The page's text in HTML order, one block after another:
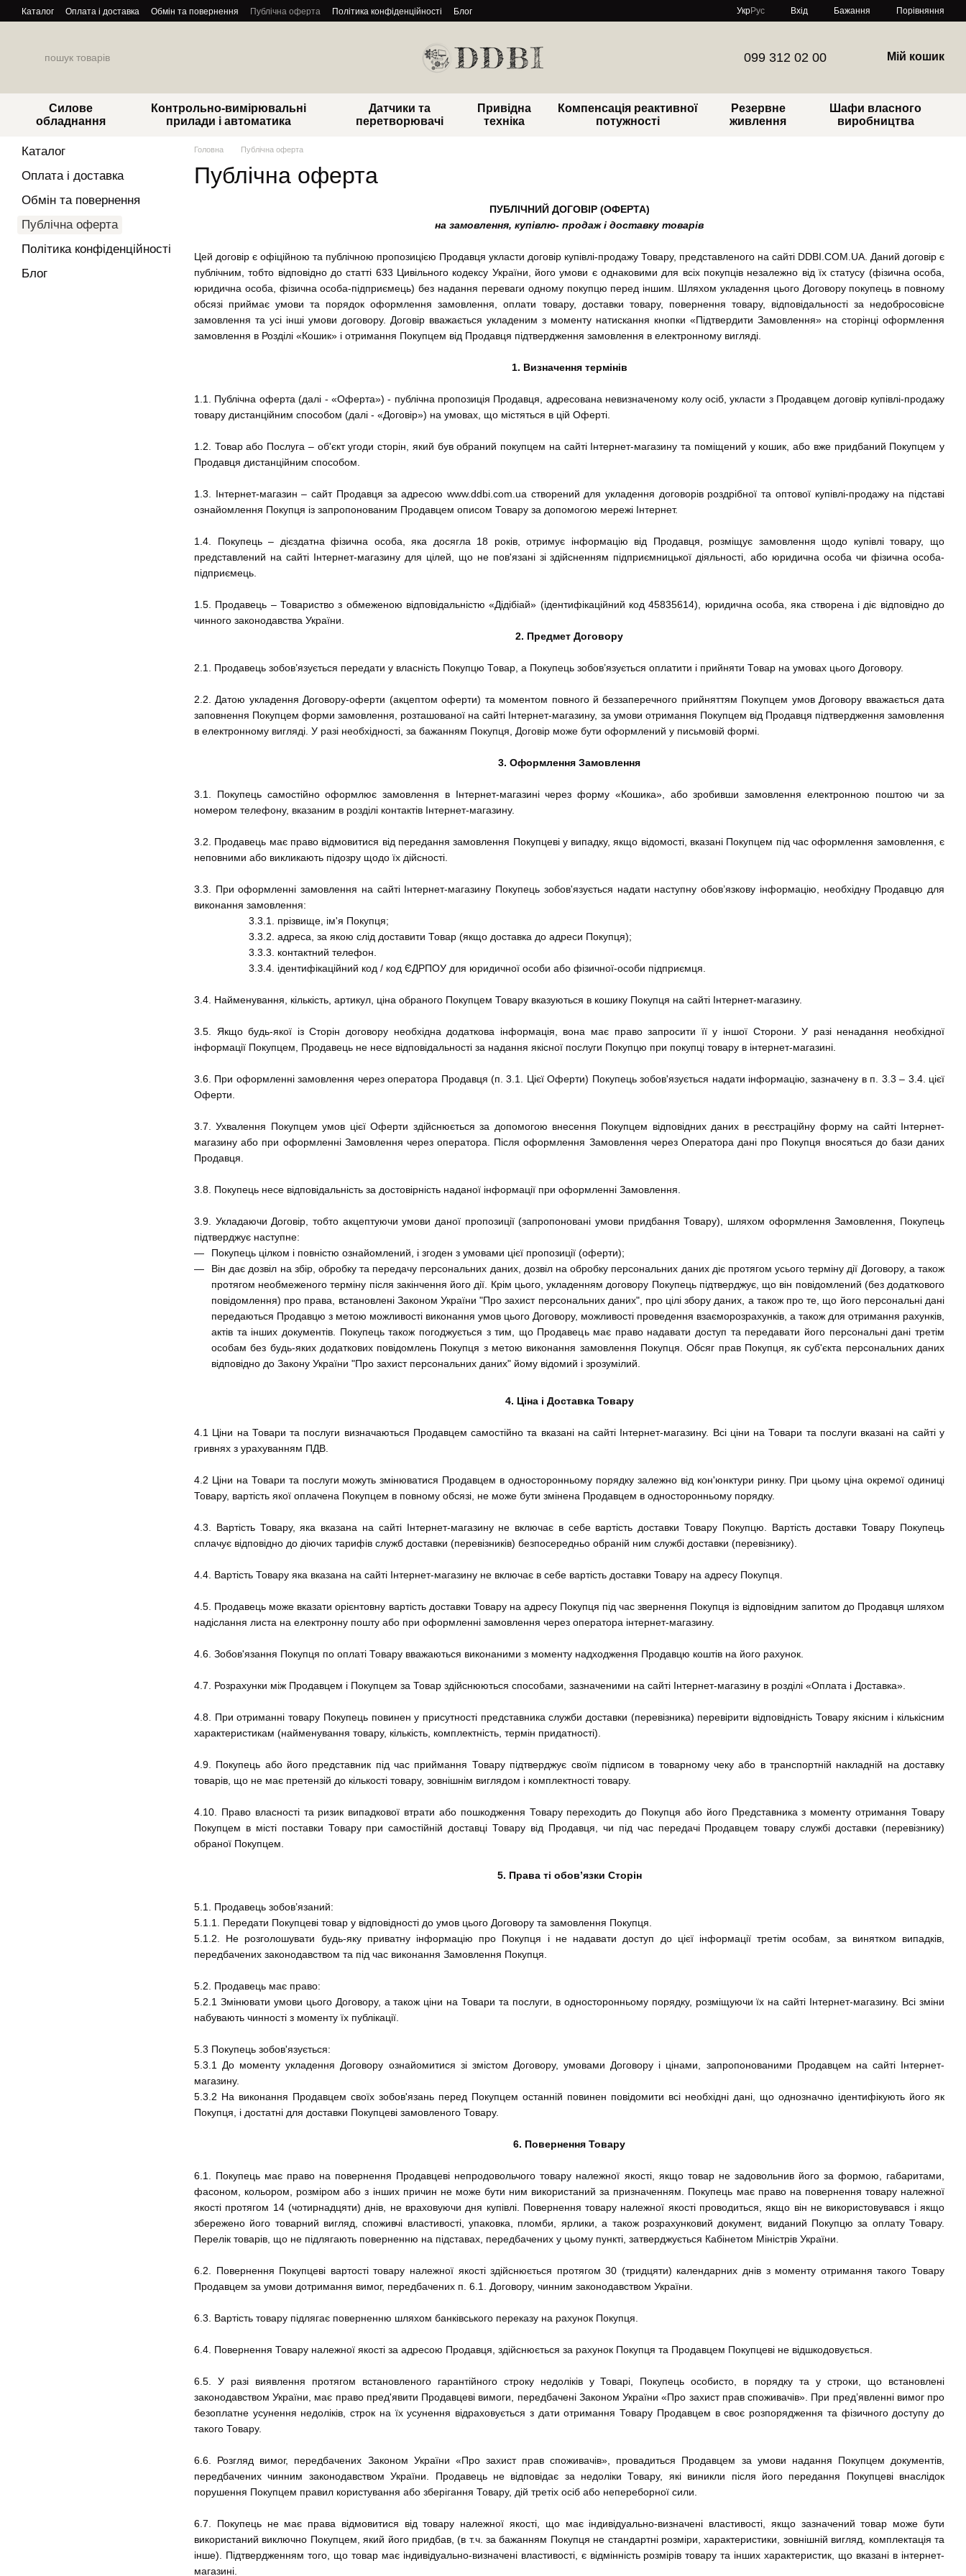
Перейти до основного контенту
Каталог Оплата і доставка Обмін та повернення Публічна оферта Політика конфіденційності Блог УкрРус Вхід Бажання Порівняння
099 312 02 00 Мій кошик
Силове
обладнання
Контрольно-вимірювальні
прилади і автоматика
Датчики та
перетворювачі
Привідна
техніка
Компенсація реактивної
потужності
Резервне
живлення
Шафи власного
виробництва
Головна Публічна оферта
Публічна оферта
ПУБЛІЧНИЙ ДОГОВІР (ОФЕРТА)
на замовлення, купівлю- продаж і доставку товарів
Цей договір є офіційною та публічною пропозицією Продавця укласти договір купівлі-продажу Товару, представленого на сайті DDBI.COM.UA. Даний договір є
публічним, тобто відповідно до статті 633 Цивільного кодексу України, його умови є однаковими для всіх покупців незалежно від їх статусу (фізична особа,
юридична особа, фізична особа-підприємець) без надання переваги одному покупцю перед іншим. Шляхом укладення цього Договору покупець в повному
обсязі приймає умови та порядок оформлення замовлення, оплати товару, доставки товару, повернення товару, відповідальності за недобросовісне
замовлення та усі інші умови договору. Договір вважається укладеним з моменту натискання кнопки «Підтвердити Замовлення» на сторінці оформлення
замовлення в Розділі «Кошик» і отримання Покупцем від Продавця підтвердження замовлення в електронному вигляді.
1. Визначення термінів
1.1. Публічна оферта (далі - «Оферта») - публічна пропозиція Продавця, адресована невизначеному колу осіб, укласти з Продавцем договір купівлі-продажу
товару дистанційним способом (далі - «Договір») на умовах, що містяться в цій Оферті.
1.2. Товар або Послуга – об'єкт угоди сторін, який був обраний покупцем на сайті Інтернет-магазину та поміщений у кошик, або вже придбаний Покупцем у
Продавця дистанційним способом.
1.3. Інтернет-магазин – сайт Продавця за адресою www.ddbi.com.ua створений для укладення договорів роздрібної та оптової купівлі-продажу на підставі
ознайомлення Покупця із запропонованим Продавцем описом Товару за допомогою мережі Інтернет.
1.4. Покупець – дієздатна фізична особа, яка досягла 18 років, отримує інформацію від Продавця, розміщує замовлення щодо купівлі товару, що
представлений на сайті Інтернет-магазину для цілей, що не пов'язані зі здійсненням підприємницької діяльності, або юридична особа чи фізична особа-
підприємець.
1.5. Продавець – Товариство з обмеженою відповідальністю «Дідібіай» (ідентифікаційний код 45835614), юридична особа, яка створена і діє відповідно до
чинного законодавства України.
2. Предмет Договору
2.1. Продавець зобов’язується передати у власність Покупцю Товар, а Покупець зобов’язується оплатити і прийняти Товар на умовах цього Договору.
2.2. Датою укладення Договору-оферти (акцептом оферти) та моментом повного й беззаперечного прийняттям Покупцем умов Договору вважається дата
заповнення Покупцем форми замовлення, розташованої на сайті Інтернет-магазину, за умови отримання Покупцем від Продавця підтвердження замовлення
в електронному вигляді. У разі необхідності, за бажанням Покупця, Договір може бути оформлений у письмовій формі.
3. Оформлення Замовлення
3.1. Покупець самостійно оформлює замовлення в Інтернет-магазині через форму «Кошика», або зробивши замовлення електронною поштою чи за
номером телефону, вказаним в розділі контактів Інтернет-магазину.
3.2. Продавець має право відмовитися від передання замовлення Покупцеві у випадку, якщо відомості, вказані Покупцем під час оформлення замовлення, є
неповними або викликають підозру щодо їх дійсності.
3.3. При оформленні замовлення на сайті Інтернет-магазину Покупець зобов'язується надати наступну обов’язкову інформацію, необхідну Продавцю для
виконання замовлення:
3.3.1. прізвище, ім'я Покупця;
3.3.2. адреса, за якою слід доставити Товар (якщо доставка до адреси Покупця);
3.3.3. контактний телефон.
3.3.4. ідентифікаційний код / код ЄДРПОУ для юридичної особи або фізичної-особи підприємця.
3.4. Найменування, кількість, артикул, ціна обраного Покупцем Товару вказуються в кошику Покупця на сайті Інтернет-магазину.
3.5. Якщо будь-якої із Сторін договору необхідна додаткова інформація, вона має право запросити її у іншої Сторони. У разі ненадання необхідної
інформації Покупцем, Продавець не несе відповідальності за надання якісної послуги Покупцю при покупці товару в інтернет-магазині.
3.6. При оформленні замовлення через оператора Продавця (п. 3.1. Цієї Оферти) Покупець зобов'язується надати інформацію, зазначену в п. 3.3 – 3.4. цієї
Оферти.
3.7. Ухвалення Покупцем умов цієї Оферти здійснюється за допомогою внесення Покупцем відповідних даних в реєстраційну форму на сайті Інтернет-
магазину або при оформленні Замовлення через оператора. Після оформлення Замовлення через Оператора дані про Покупця вносяться до бази даних
Продавця.
3.8. Покупець несе відповідальність за достовірність наданої інформації при оформленні Замовлення.
3.9. Укладаючи Договір, тобто акцептуючи умови даної пропозиції (запропоновані умови придбання Товару), шляхом оформлення Замовлення, Покупець
підтверджує наступне:
Покупець цілком і повністю ознайомлений, і згоден з умовами цієї пропозиції (оферти);
Він дає дозвіл на збір, обробку та передачу персональних даних, дозвіл на обробку персональних даних діє протягом усього терміну дії Договору, а також
протягом необмеженого терміну після закінчення його дії. Крім цього, укладенням договору Покупець підтверджує, що він повідомлений (без додаткового
повідомлення) про права, встановлені Законом України "Про захист персональних даних", про цілі збору даних, а також про те, що його персональні дані
передаються Продавцю з метою можливості виконання умов цього Договору, можливості проведення взаєморозрахунків, а також для отримання рахунків,
актів та інших документів. Покупець також погоджується з тим, що Продавець має право надавати доступ та передавати його персональні дані третім
особам без будь-яких додаткових повідомлень Покупця з метою виконання замовлення Покупця. Обсяг прав Покупця, як суб'єкта персональних даних
відповідно до Закону України "Про захист персональних даних" йому відомий і зрозумілий.
4. Ціна і Доставка Товару
4.1 Ціни на Товари та послуги визначаються Продавцем самостійно та вказані на сайті Інтернет-магазину. Всі ціни на Товари та послуги вказані на сайті у
гривнях з урахуванням ПДВ.
4.2 Ціни на Товари та послуги можуть змінюватися Продавцем в односторонньому порядку залежно від кон'юнктури ринку. При цьому ціна окремої одиниці
Товару, вартість якої оплачена Покупцем в повному обсязі, не може бути змінена Продавцем в односторонньому порядку.
4.3. Вартість Товару, яка вказана на сайті Інтернет-магазину не включає в себе вартість доставки Товару Покупцю. Вартість доставки Товару Покупець
сплачує відповідно до діючих тарифів служб доставки (перевізників) безпосередньо обраній ним службі доставки (перевізнику).
4.4. Вартість Товару яка вказана на сайті Інтернет-магазину не включає в себе вартість доставки Товару на адресу Покупця.
4.5. Продавець може вказати орієнтовну вартість доставки Товару на адресу Покупця під час звернення Покупця із відповідним запитом до Продавця шляхом
надіслання листа на електронну пошту або при оформленні замовлення через оператора інтернет-магазину.
4.6. Зобов'язання Покупця по оплаті Товару вважаються виконаними з моменту надходження Продавцю коштів на його рахунок.
4.7. Розрахунки між Продавцем і Покупцем за Товар здійснюються способами, зазначеними на сайті Інтернет-магазину в розділі «Оплата і Доставка».
4.8. При отриманні товару Покупець повинен у присутності представника служби доставки (перевізника) перевірити відповідність Товару якісним і кількісним
характеристикам (найменування товару, кількість, комплектність, термін придатності).
4.9. Покупець або його представник під час приймання Товару підтверджує своїм підписом в товарному чеку або в транспортній накладній на доставку
товарів, що не має претензій до кількості товару, зовнішнім виглядом і комплектності товару.
4.10. Право власності та ризик випадкової втрати або пошкодження Товару переходить до Покупця або його Представника з моменту отримання Товару
Покупцем в місті поставки Товару при самостійній доставці Товару від Продавця, чи під час передачі Продавцем товару службі доставки (перевізнику)
обраної Покупцем.
5. Права ті обов’язки Сторін
5.1. Продавець зобов’язаний:
5.1.1. Передати Покупцеві товар у відповідності до умов цього Договору та замовлення Покупця.
5.1.2. Не розголошувати будь-яку приватну інформацію про Покупця і не надавати доступ до цієї інформації третім особам, за винятком випадків,
передбачених законодавством та під час виконання Замовлення Покупця.
5.2. Продавець має право:
5.2.1 Змінювати умови цього Договору, а також ціни на Товари та послуги, в односторонньому порядку, розміщуючи їх на сайті Інтернет-магазину. Всі зміни
набувають чинності з моменту їх публікації.
5.3 Покупець зобов'язується:
5.3.1 До моменту укладення Договору ознайомитися зі змістом Договору, умовами Договору і цінами, запропонованими Продавцем на сайті Інтернет-
магазину.
5.3.2 На виконання Продавцем своїх зобов'язань перед Покупцем останній повинен повідомити всі необхідні дані, що однозначно ідентифікують його як
Покупця, і достатні для доставки Покупцеві замовленого Товару.
6. Повернення Товару
6.1. Покупець має право на повернення Продавцеві непродовольчого товару належної якості, якщо товар не задовольнив його за формою, габаритами,
фасоном, кольором, розміром або з інших причин не може бути ним використаний за призначенням. Покупець має право на повернення товару належної
якості протягом 14 (чотирнадцяти) днів, не враховуючи дня купівлі. Повернення товару належної якості проводиться, якщо він не використовувався і якщо
збережено його товарний вигляд, споживчі властивості, упаковка, пломби, ярлики, а також розрахунковий документ, виданий Покупцю за оплату Товару.
Перелік товарів, що не підлягають поверненню на підставах, передбачених у цьому пункті, затверджується Кабінетом Міністрів України.
6.2. Повернення Покупцеві вартості товару належної якості здійснюється протягом 30 (тридцяти) календарних днів з моменту отримання такого Товару
Продавцем за умови дотримання вимог, передбачених п. 6.1. Договору, чинним законодавством України.
6.3. Вартість товару підлягає поверненню шляхом банківського переказу на рахунок Покупця.
6.4. Повернення Товару належної якості за адресою Продавця, здійснюється за рахунок Покупця та Продавцем Покупцеві не відшкодовується.
6.5. У разі виявлення протягом встановленого гарантійного строку недоліків у Товарі, Покупець особисто, в порядку та у строки, що встановлені
законодавством України, має право пред'явити Продавцеві вимоги, передбачені Законом України «Про захист прав споживачів». При пред’явленні вимог про
безоплатне усунення недоліків, строк на їх усунення відраховується з дати отримання Товару Продавцем в своє розпорядження та фізичного доступу до
такого Товару.
6.6. Розгляд вимог, передбачених Законом України «Про захист прав споживачів», провадиться Продавцем за умови надання Покупцем документів,
передбачених чинним законодавством України. Продавець не відповідає за недоліки Товару, які виникли після його передання Покупцеві внаслідок
порушення Покупцем правил користування або зберігання Товару, дій третіх осіб або непереборної сили.
6.7. Покупець не має права відмовитися від товару належної якості, що має індивідуально-визначені властивості, якщо зазначений товар може бути
використаний виключно Покупцем, який його придбав, (в т.ч. за бажанням Покупця не стандартні розміри, характеристики, зовнішній вигляд, комплектація та
інше). Підтвердженням того, що товар має індивідуально-визначені властивості, є відмінність розмірів товару та інших характеристик, що вказані в інтернет-
магазині.
Каталог
Оплата і доставка
Обмін та повернення
Публічна оферта
Політика конфіденційності
Блог